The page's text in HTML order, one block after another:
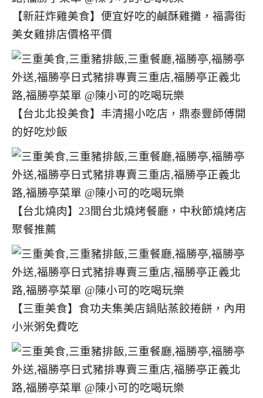
【新莊炸雞美食】便宜好吃的鹹酥雞攤，福壽街
美女雞排店價格平價
【台北北投美食】丰清揚小吃店，鼎泰豐師傅開
的好吃炒飯
【台北燒肉】23間台北燒烤餐廳，中秋節燒烤店
聚餐推薦
【三重美食】食功夫集美店鍋貼蒸餃捲餅，內用
小米粥免費吃